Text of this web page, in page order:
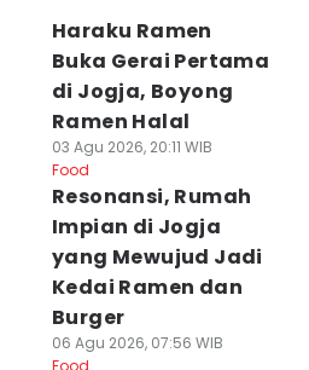
Haraku Ramen
Buka Gerai Pertama
di Jogja, Boyong
Ramen Halal
03 Agu 2026, 20:11 WIB
Food
Resonansi, Rumah
Impian di Jogja
yang Mewujud Jadi
Kedai Ramen dan
Burger
06 Agu 2026, 07:56 WIB
Food